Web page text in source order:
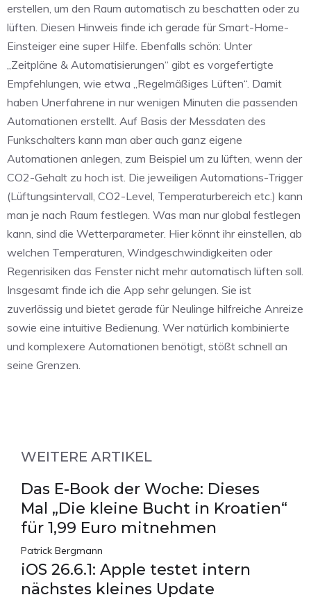
erstellen, um den Raum automatisch zu beschatten oder zu
lüften. Diesen Hinweis finde ich gerade für Smart-Home-
Einsteiger eine super Hilfe. Ebenfalls schön: Unter
„Zeitpläne & Automatisierungen“ gibt es vorgefertigte
Empfehlungen, wie etwa „Regelmäßiges Lüften“. Damit
haben Unerfahrene in nur wenigen Minuten die passenden
Automationen erstellt. Auf Basis der Messdaten des
Funkschalters kann man aber auch ganz eigene
Automationen anlegen, zum Beispiel um zu lüften, wenn der
CO2-Gehalt zu hoch ist. Die jeweiligen Automations-Trigger
(Lüftungsintervall, CO2-Level, Temperaturbereich etc.) kann
man je nach Raum festlegen. Was man nur global festlegen
kann, sind die Wetterparameter. Hier könnt ihr einstellen, ab
welchen Temperaturen, Windgeschwindigkeiten oder
Regenrisiken das Fenster nicht mehr automatisch lüften soll.
Insgesamt finde ich die App sehr gelungen. Sie ist
zuverlässig und bietet gerade für Neulinge hilfreiche Anreize
sowie eine intuitive Bedienung. Wer natürlich kombinierte
und komplexere Automationen benötigt, stößt schnell an
seine Grenzen.
WEITERE ARTIKEL
Das E-Book der Woche: Dieses
Mal „Die kleine Bucht in Kroatien“
für 1,99 Euro mitnehmen
Patrick Bergmann
iOS 26.6.1: Apple testet intern
nächstes kleines Update